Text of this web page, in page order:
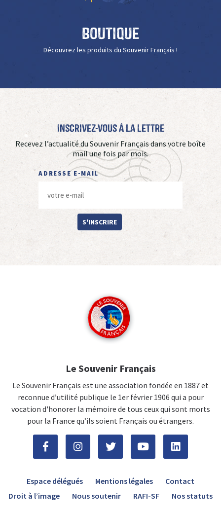
Boutique
Découvrez les produits du Souvenir Français !
Inscrivez-vous à La Lettre
Recevez l’actualité du Souvenir Français dans votre boîte
mail une fois par mois.
ADRESSE E-MAIL
S'INSCRIRE
Le Souvenir Français
Le Souvenir Français est une association fondée en 1887 et
reconnue d’utilité publique le 1er février 1906 qui a pour
vocation d'honorer la mémoire de tous ceux qui sont morts
pour la France qu’ils soient Français ou étrangers.
Espace délégués Mentions légales
Contact
Droit à l’image
Nous soutenir RAFI-SF Nos statuts